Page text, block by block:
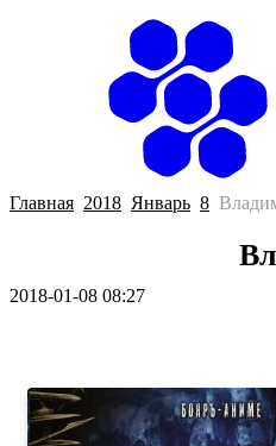
Главная 2018 Январь 8
2018-01-08 08:27